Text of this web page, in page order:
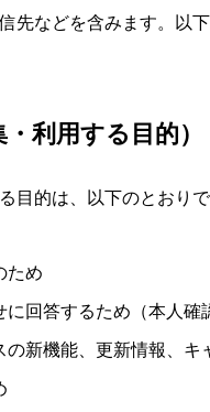
先などを含みます。以
利用する目的）
目的は、以下のとおりで
ため
回答するため（本人確
新機能、更新情報、